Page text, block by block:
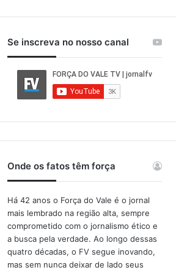
Se inscreva no nosso canal
Onde os fatos têm força
Há 42 anos o Força do Vale é o jornal
mais lembrado na região alta, sempre
comprometido com o jornalismo ético e
a busca pela verdade. Ao longo dessas
quatro décadas, o FV segue inovando,
mas sem nunca deixar de lado seus